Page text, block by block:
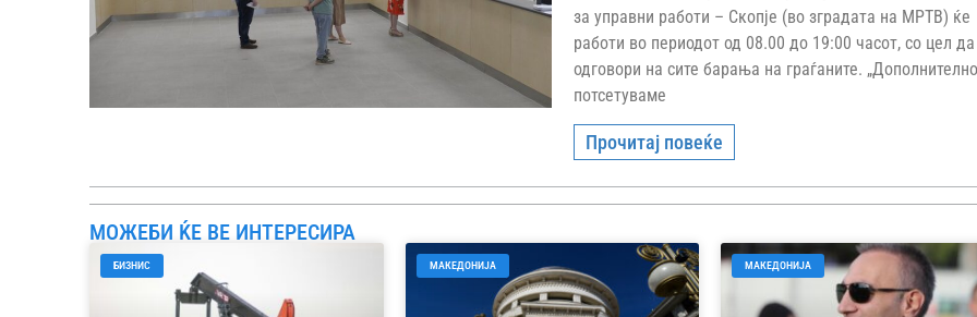
за управни работи – Скопје (во зградата на МРТВ) ќе
работи во периодот од 08.00 до 19:00 часот, со цел да
одговори на сите барања на граѓаните.
потсетуваме
Прочитај повеќе
МОЖЕБИ ЌЕ ВЕ ИНТЕРЕСИРА
БИЗНИС МАКЕДОНИЈА МАКЕДОНИЈА